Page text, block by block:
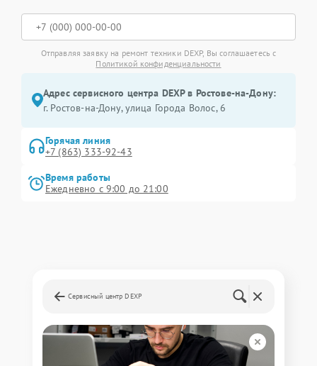
Отправляя заявку на ремонт техники DEXP, Вы соглашаетесь с
Политикой конфиденциальности
Адрес сервисного центра DEXP в Ростове-на-Дону:
г. Ростов-на-Дону, улица Города Волос, 6
Горячая линия
+7 (863) 333-92-43
Время работы
Ежедневно с 9:00 до 21:00
Сервисный центр DEXP